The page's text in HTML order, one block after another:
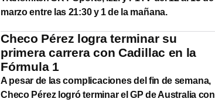
marzo entre las 21:30 y 1 de la mañana.
Checo Pérez logra terminar su
primera carrera con Cadillac en la
Fórmula 1
A pesar de las complicaciones del fin de semana,
Checo Pérez logró terminar el GP de Australia con